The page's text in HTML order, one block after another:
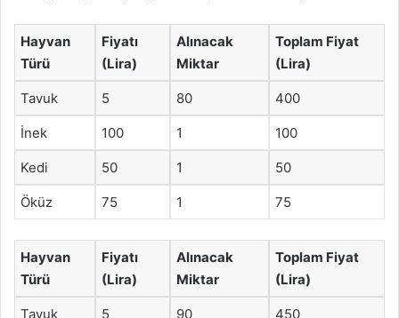
Hayvan
Türü
Fiyatı
(Lira)
Alınacak
Miktar
Toplam Fiyat
(Lira)
Tavuk 5 80 400
İnek 100 1 100
Kedi 50 1 50
Öküz 75 1 75
Hayvan
Türü
Fiyatı
(Lira)
Alınacak
Miktar
Toplam Fiyat
(Lira)
Tavuk 5 90 450